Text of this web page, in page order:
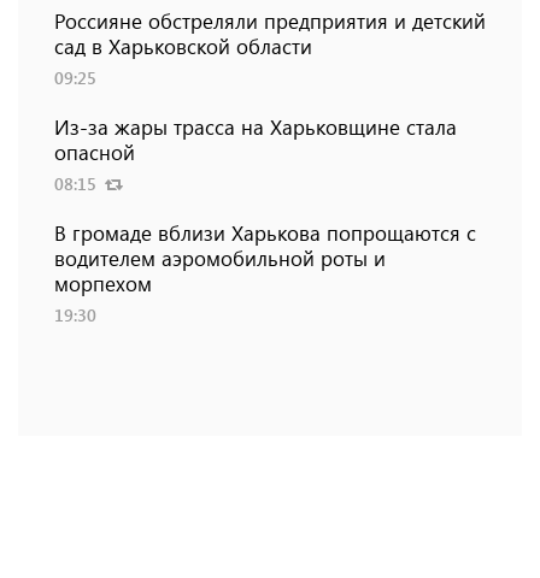
Россияне обстреляли предприятия и детский
сад в Харьковской области
09:25
Из-за жары трасса на Харьковщине стала
опасной
08:15
В громаде вблизи Харькова попрощаются с
водителем аэромобильной роты и
морпехом
19:30